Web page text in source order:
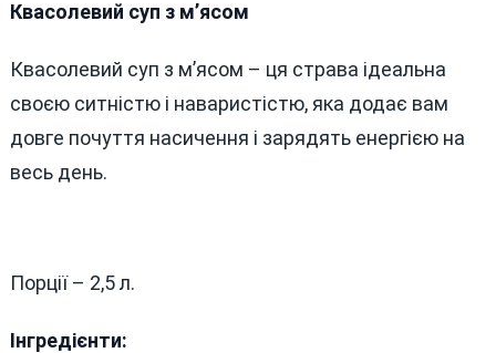
Квасолевий суп з м’ясом
Квасолевий суп з м’ясом – ця страва ідеальна
своєю ситністю і наваристістю, яка додає вам
довге почуття насичення і зарядять енергією на
весь день.
Порції – 2,5 л.
Інгредієнти: